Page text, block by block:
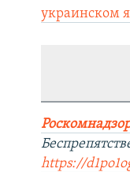
украинском
https://